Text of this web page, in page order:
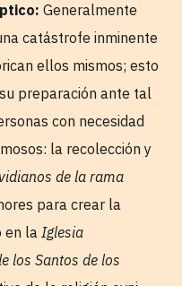
Generalmente
catástrofe inminente
ellos mismos; esto
preparación ante tal
con necesidad
la recolección y
de la rama
para crear la
en la Iglesia
los Santos de los